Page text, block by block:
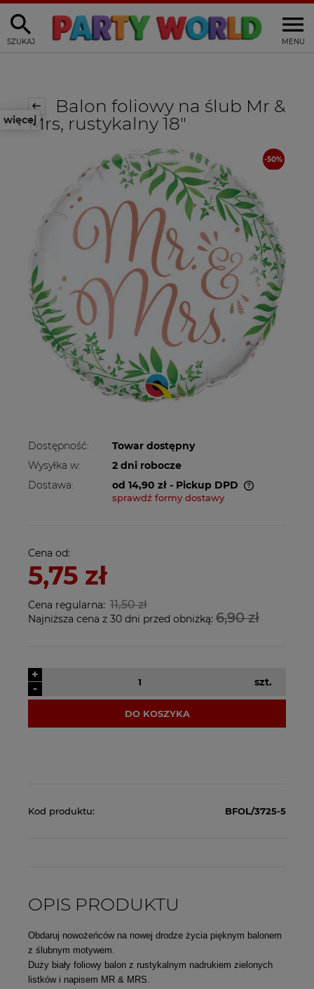
MENU
SZUKAJ
więcej
Balon foliowy na ślub Mr &
Mrs, rustykalny 18"
Dostępność:
Towar dostępny
Wysyłka w:
2 dni robocze
Dostawa:
od 14,90 zł - Pickup DPD
Cena nie zawiera ewentualnych kosztów
sprawdź formy dostawy
Cena od:
5,75 zł
Cena regularna: 11,50 zł
Najniższa cena z 30 dni przed obniżką: 6,90 zł
-
+
szt.
DO KOSZYKA
Kod produktu: BFOL/3725-5
OPIS PRODUKTU
Obdaruj nowożeńców na nowej drodze życia pięknym balonem
z ślubnym motywem.
Duży biały foliowy balon z rustykalnym nadrukiem zielonych
listków i napisem MR & MRS